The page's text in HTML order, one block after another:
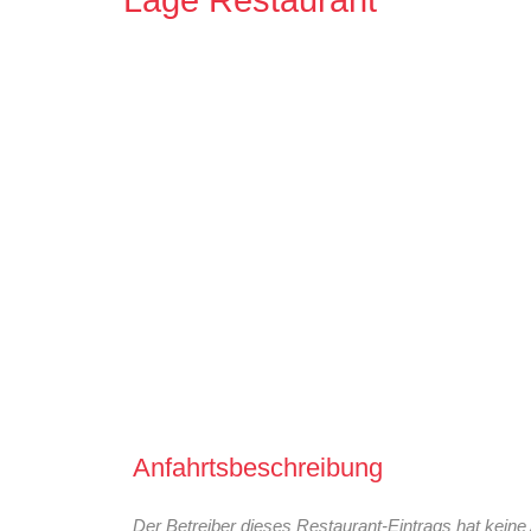
Anfahrtsbeschreibung
Der Betreiber dieses Restaurant-Eintrags hat